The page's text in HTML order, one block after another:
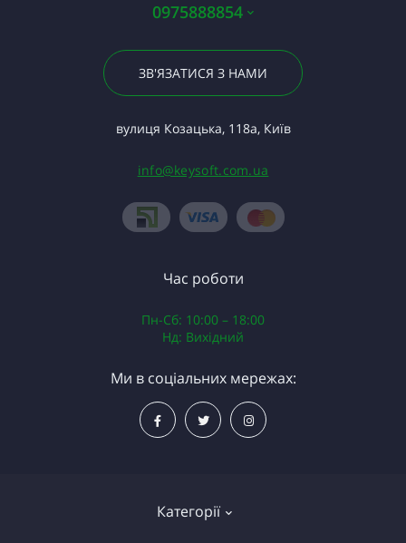
0975888854
ЗВ'ЯЗАТИСЯ З НАМИ
вулиця Козацька, 118а, Київ
info@keysoft.com.ua
Категорії
Час роботи
Пн-Сб: 10:00 – 18:00
Нд: Вихідний
Ми в соціальних мережах: